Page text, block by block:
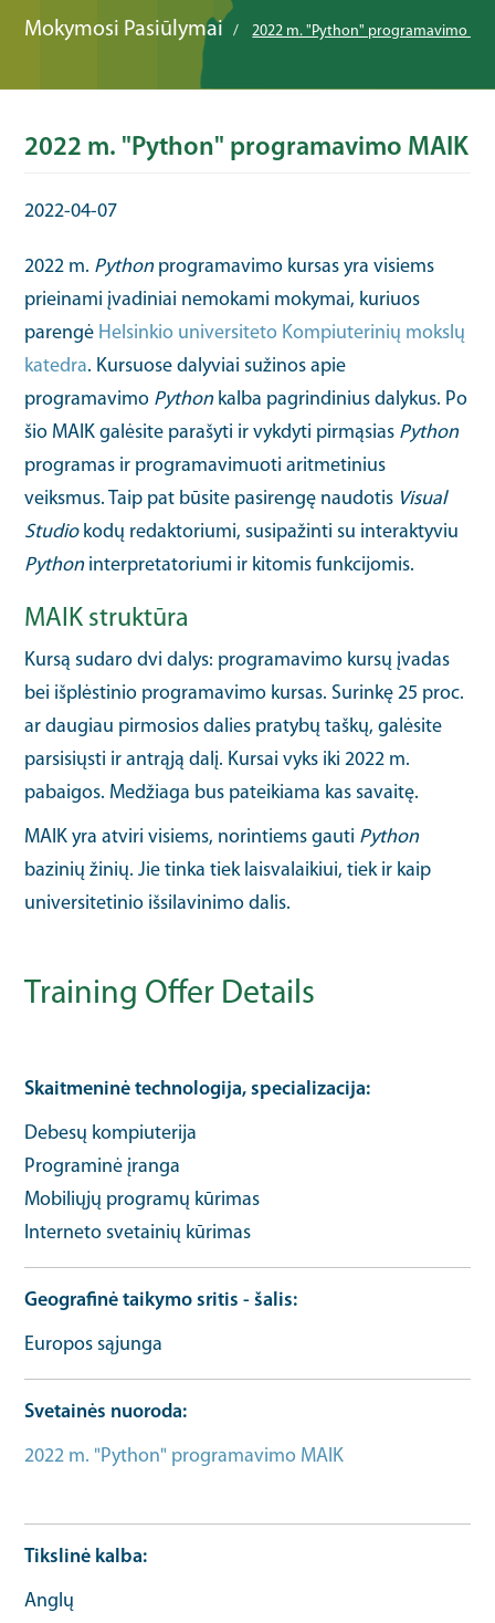
Mokymosi Pasiūlymai 2022 m. "Python" programavimo
2022 m. "Python" programavimo MAIK
2022-04-07
2022 m. Python programavimo kursas yra visiems
prieinami įvadiniai nemokami mokymai, kuriuos
parengė Helsinkio universiteto Kompiuterinių mokslų
katedra. Kursuose dalyviai sužinos apie
programavimo Python kalba pagrindinius dalykus. Po
šio MAIK galėsite parašyti ir vykdyti pirmąsias Python
programas ir programavimuoti aritmetinius
veiksmus. Taip pat būsite pasirengę naudotis Visual
Studiokodų redaktoriumi, susipažinti su interaktyviu
Python interpretatoriumi ir kitomis funkcijomis.
MAIK struktūra
Kursą sudaro dvi dalys: programavimo kursų įvadas
bei išplėstinio programavimo kursas. Surinkę 25 proc.
ar daugiau pirmosios dalies pratybų taškų, galėsite
parsisiųsti ir antrąją dalį. Kursai vyks iki 2022 m.
pabaigos. Medžiaga bus pateikiama kas savaitę.
MAIK yra atviri visiems, norintiems gauti Python
bazinių žinių. Jie tinka tiek laisvalaikiui, tiek ir kaip
universitetinio išsilavinimo dalis.
Training Offer Details
Skaitmeninė technologija, specializacija
Debesų kompiuterija
Programinė įranga
Mobiliųjų programų kūrimas
Interneto svetainių kūrimas
Geografinė taikymo sritis - šalis
Europos sąjunga
Svetainės nuoroda
2022 m. "Python" programavimo MAIK
Tikslinė kalba
Anglų